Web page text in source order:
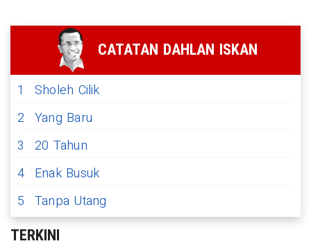
CATATAN DAHLAN ISKAN
1
Sholeh Cilik
2 Yang Baru
3
20 Tahun
4 Enak Busuk
5 Tanpa Utang
TERKINI